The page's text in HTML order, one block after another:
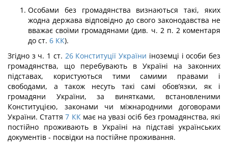
Особами без громадянства визнаються такі, яких
жодна держава відповідно до свого законодавства не
вважає своїми громадянами (див. ч. 2 п. 2 коментаря
до ст. 6 КК).
Згідно з ч. 1 ст. 26 Конституції України іноземці і особи без
громадянства, що перебувають в Україні на законних
підставах, користуються тими самими правами і
свободами, а також несуть такі самі обов’язки, як і
громадяни України, за винятками, встановленими
Конституцією, законами чи міжнародними договорами
України. Стат­тя 7 ККмає на увазі осіб без громадянства, які
постійно проживають в Україні на підставі українських
документів - посвідки на постійне проживання.